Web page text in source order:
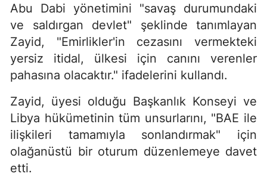
Abu Dabi yönetimini "savaş durumundaki
ve saldırgan devlet" şeklinde tanımlayan
Zayid, "Emirlikler'in cezasını vermekteki
yersiz itidal, ülkesi için canını verenler
pahasına olacaktır." ifadelerini kullandı.
Zayid, üyesi olduğu Başkanlık Konseyi ve
Libya hükümetinin tüm unsurlarını, "BAE ile
ilişkileri tamamıyla sonlandırmak" için
olağanüstü bir oturum düzenlemeye davet
etti.